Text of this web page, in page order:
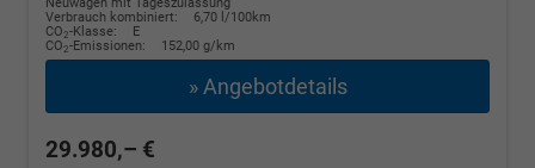
Verbrauch kombiniert:
6,70 l/100km
CO2-Klasse:
E
CO2-Emissionen: 152,00 g/km
» Angebotdetails
29.980,– €